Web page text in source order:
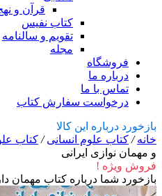
قرآن و
کتاب نفیس
تقویم و سالنامه
مجله
فروشگاه
درباره ما
تماس با ما
درخواست سفارش کتاب
بازخورد درباره این کالا
خانه/ کتاب علوم انسانی/ کتاب
و مهمان نوازی ایرانی
فروش ویژه !
بازخورد شما درباره کتاب مهمان